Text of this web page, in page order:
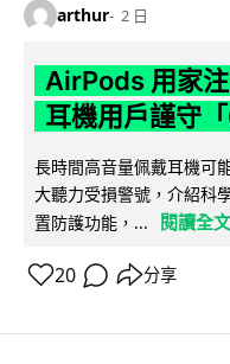
arthur 2 日
AirPods 用家
耳機用戶謹守
長時間高音量佩戴耳機可
大聽力受損警號，介紹科
置防護功能，...
閱讀全文
20 分享